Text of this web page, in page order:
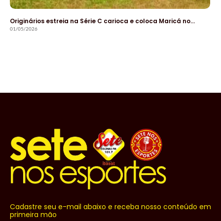
Originários estreia na Série C carioca e coloca Maricá no…
01/05/2026
Cadastre seu e-mail abaixo e receba nosso conteúdo em
primeira mão